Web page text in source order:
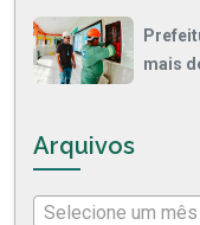
mais
Arquivos
Selecione um mês